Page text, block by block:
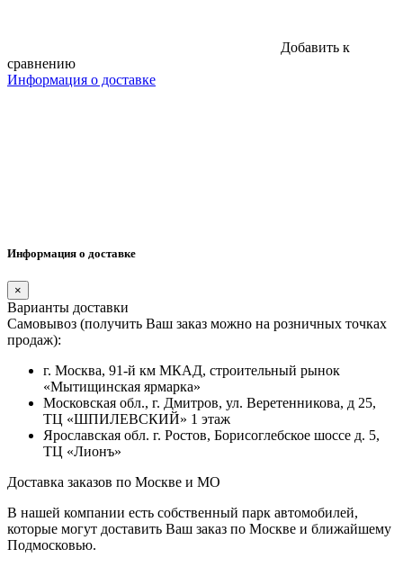
Добавить к
сравнению
Информация о доставке
Информация о доставке
×
Варианты доставки
Самовывоз (получить Ваш заказ можно на розничных точках
продаж):
г. Москва, 91-й км МКАД, строительный рынок
«Мытищинская ярмарка»
Московская обл., г. Дмитров, ул. Веретенникова, д 25,
ТЦ «ШПИЛЕВСКИЙ» 1 этаж
Ярославская обл. г. Ростов, Борисоглебское шоссе д. 5,
ТЦ «Лионъ»
Доставка заказов по Москве и МО
В нашей компании есть собственный парк автомобилей,
которые могут доставить Ваш заказ по Москве и ближайшему
Подмосковью.